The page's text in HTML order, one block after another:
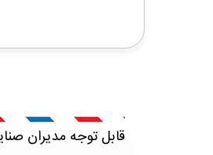
قابل توجه مدیران